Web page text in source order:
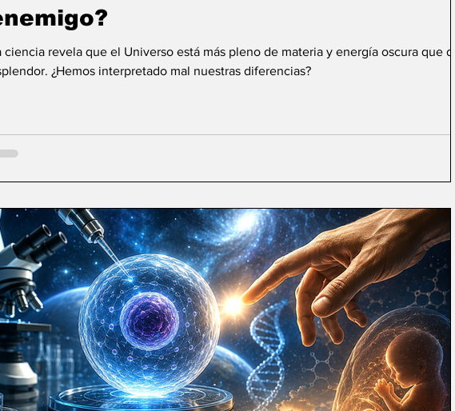
ciencia revela que el Universo está más pleno de materia y energía oscura que de
¿Hemos interpretado mal nuestras diferencias?